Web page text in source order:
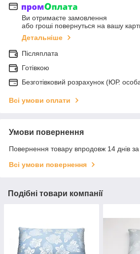
Ви отримаєте замовлення
або гроші повернуться на вашу
Детальніше
Післяплата
Готівкою
Безготівковий розрахунок (ЮР.
Всі умови оплати
Умови повернення
Повернення товару впродовж 14 днів
Всі умови повернення
Подібні товари компанії